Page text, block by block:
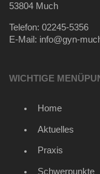
53804 Much
Telefon: 02245-5356
E-Mail: info@gyn-
WICHTIGE
Home
Aktuelles
Praxis
Schwerpunkte